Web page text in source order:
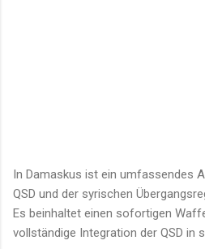
In Damaskus ist ein umfassendes
QSD und der syrischen
Es beinhaltet einen sofortigen
vollständige Integration der QSD in